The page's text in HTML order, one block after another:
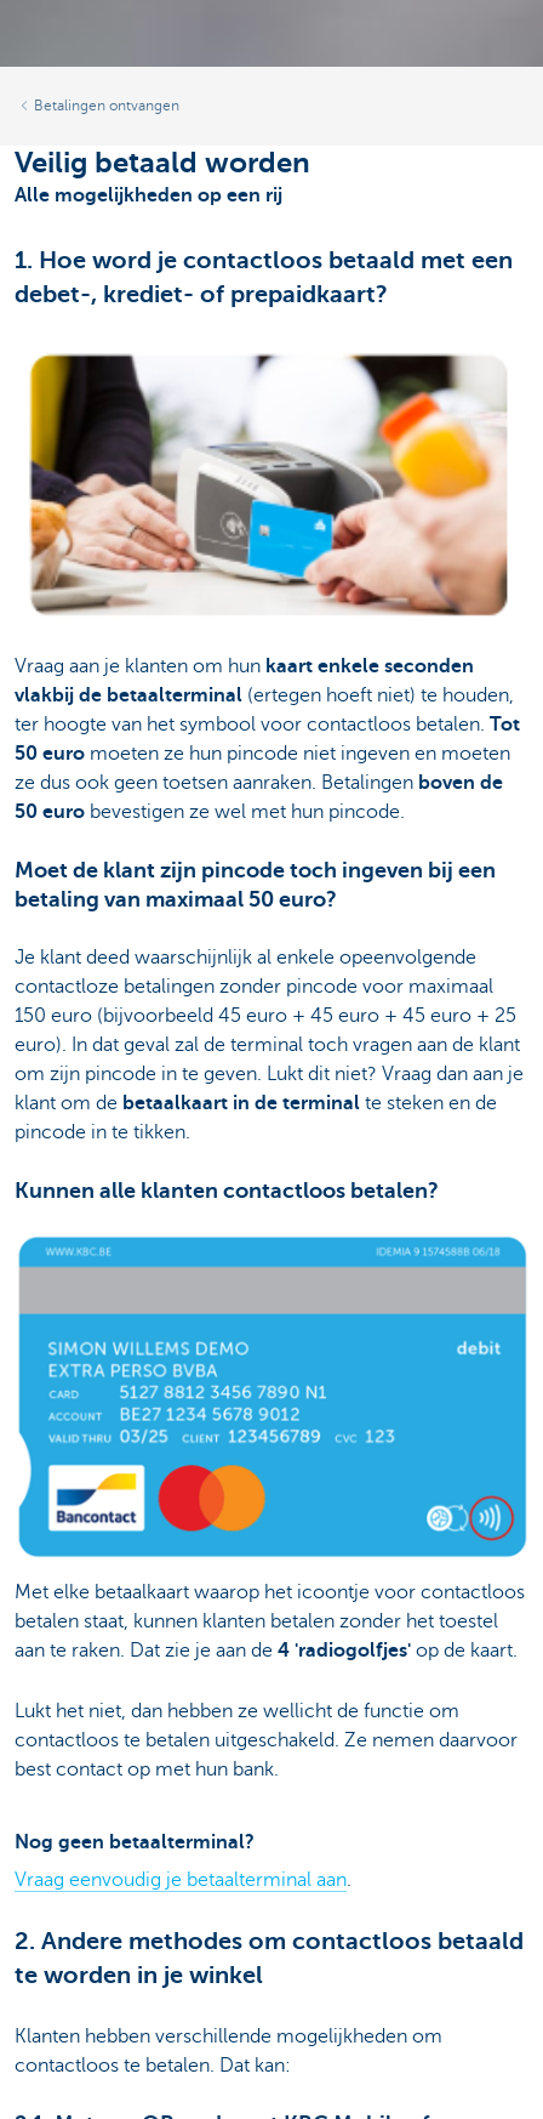
Betalingen ontvangen
Veilig betaald worden
Alle mogelijkheden op een rij
1. Hoe word je contactloos betaald met een
debet-, krediet- of prepaidkaart?
Vraag aan je klanten om hun kaart enkele seconden
vlakbij de betaalterminal (ertegen hoeft niet) te houden,
ter hoogte van het symbool voor contactloos betalen. Tot
50 euro moeten ze hun pincode niet ingeven en moeten
ze dus ook geen toetsen aanraken. Betalingen boven de
50 euro bevestigen ze wel met hun pincode.
Moet de klant zijn pincode toch ingeven bij een
betaling van maximaal 50 euro?
Je klant deed waarschijnlijk al enkele opeenvolgende
contactloze betalingen zonder pincode voor maximaal
150 euro (bijvoorbeeld 45 euro + 45 euro + 45 euro + 25
euro). In dat geval zal de terminal toch vragen aan de klant
om zijn pincode in te geven. Lukt dit niet? Vraag dan aan je
klant om de betaalkaart in de terminal te steken en de
pincode in te tikken.
Kunnen alle klanten contactloos betalen?
Met elke betaalkaart waarop het icoontje voor contactloos
betalen staat, kunnen klanten betalen zonder het toestel
aan te raken. Dat zie je aan de 4 'radiogolfjes' op de kaart.
Lukt het niet, dan hebben ze wellicht de functie om
contactloos te betalen uitgeschakeld. Ze nemen daarvoor
best contact op met hun bank.
Nog geen betaalterminal?
Vraag eenvoudig je betaalterminal aan.
2. Andere methodes om contactloos betaald
te worden in je winkel
Klanten hebben verschillende mogelijkheden om
contactloos te betalen. Dat kan: